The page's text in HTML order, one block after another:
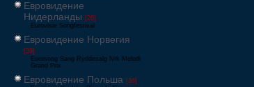
Евровидение
Нидерланды [26]
Eurovisie Songfestival
Евровидение Норвегия
[39]
Eurosong Sang Ryddesalg Nrk Melodi
Grand Prix
Евровидение Польша [36]